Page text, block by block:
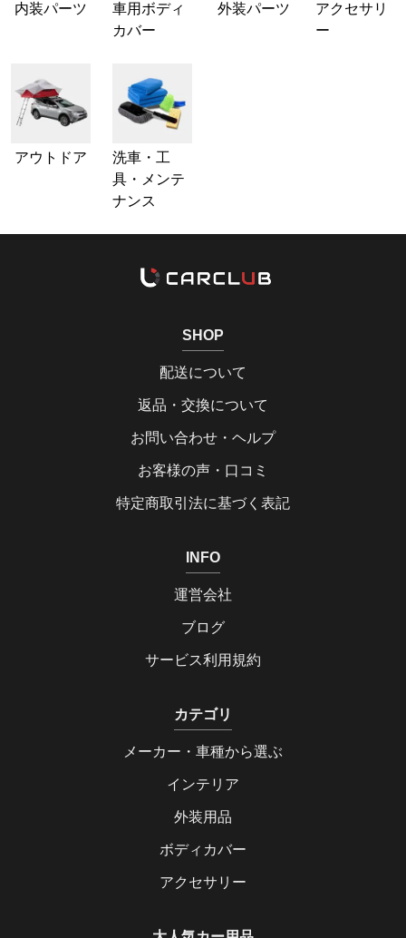
内装パーツ
車用ボディ
カバー
外装パーツ
アクセサリ
ー
アウトドア
洗車・工
具・メンテ
ナンス
SHOP
配送について
返品・交換について
お問い合わせ・ヘルプ
お客様の声・口コミ
特定商取引法に基づく表記
INFO
運営会社
ブログ
サービス利用規約
カテゴリ
メーカー・車種から選ぶ
インテリア
外装用品
ボディカバー
アクセサリー